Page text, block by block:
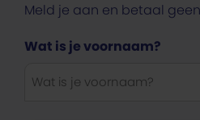
Meld je aan en betaal
Wat is je voornaam?